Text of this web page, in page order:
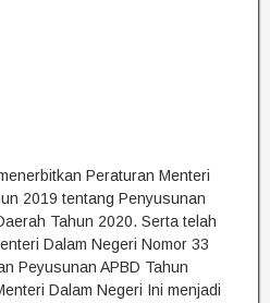
Peraturan Menteri
2019 tentang Penyusunan
Tahun 2020. Serta telah
Dalam Negeri Nomor 33
Peyusunan APBD Tahun
Dalam Negeri Ini menjadi